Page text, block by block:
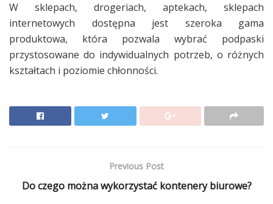
W sklepach, drogeriach, aptekach, sklepach
internetowych dostępna jest szeroka gama
produktowa, która pozwala wybrać podpaski
przystosowane do indywidualnych potrzeb, o różnych
kształtach i poziomie chłonności.
Previous Post
Do czego można wykorzystać kontenery biurowe?